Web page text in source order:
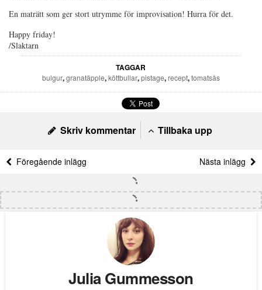
En maträtt som ger stort utrymme för improvisation! Hurra för det.
Happy friday!
/Slaktarn
TAGGAR
bulgur,granatäpple,köttbullar,pistage,recept,tomatsås
Skriv kommentar Tillbaka upp
Föregående inlägg Nästa inlägg
Julia Gummesson